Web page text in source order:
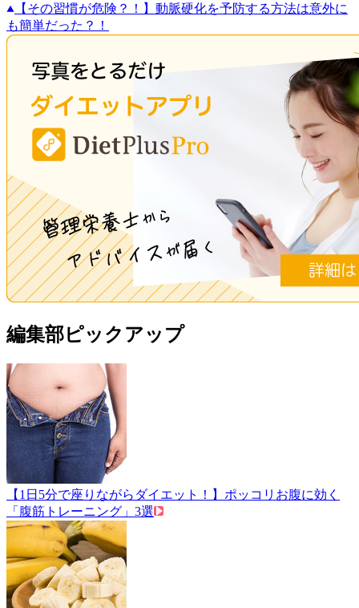
【その習慣が危険？！】動脈硬化を予防する方法は意外に
も簡単だった？！
編集部ピックアップ
【1日5分で座りながらダイエット！】ポッコリお腹に効く
「腹筋トレーニング」3選